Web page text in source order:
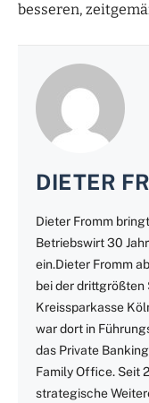
besseren,
DIETER
Dieter Fromm
Betriebswirt 30
ein.Dieter Fromm
bei der drittgrößten
Kreissparkasse
war dort in
das Private
Family Office. Seit
strategische